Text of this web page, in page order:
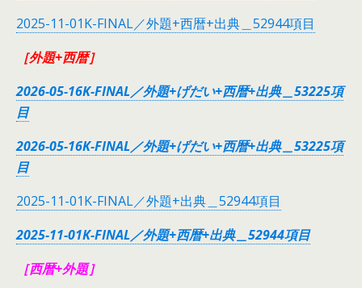
2025-11-01K-FINAL／外題+西暦+出典＿52944項目
［外題+西暦］
2026-05-16K-FINAL／外題+げだい+西暦+出典＿53225項
目
2026-05-16K-FINAL／外題+げだい+西暦+出典＿53225項
目
2025-11-01K-FINAL／外題+出典＿52944項目
2025-11-01K-FINAL／外題+西暦+出典＿52944項目
［西暦+外題］